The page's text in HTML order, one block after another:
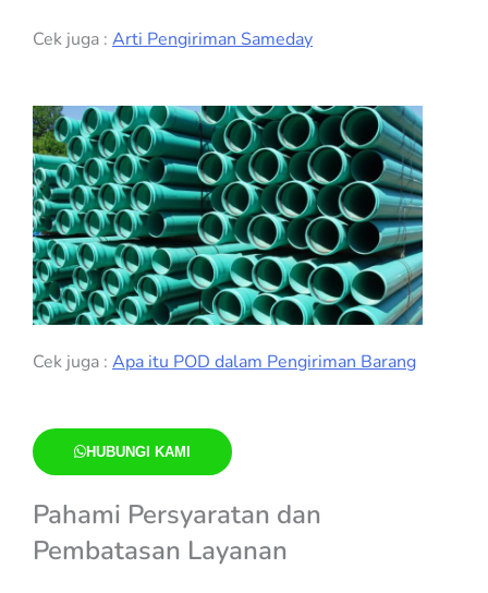
Cek juga : Arti Pengiriman Sameday
Cek juga : Apa itu POD dalam Pengiriman Barang
HUBUNGI KAMI
Pahami Persyaratan dan
Pembatasan Layanan